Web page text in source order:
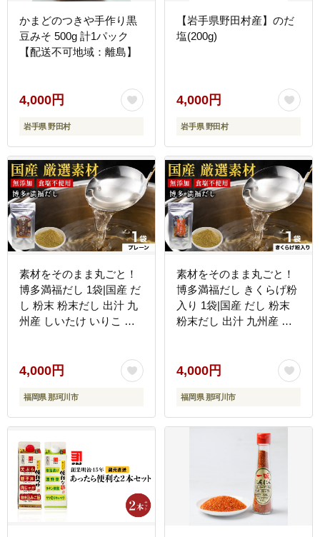
かまどのつきや手作り黒
豆みそ 500g 計1パック
【配送不可地域：離島】
4,000円
岩手県 野田村
【岩手県野田村産】のだ
塩(200g)
4,000円
岩手県 野田村
素材をそのまま丸ごと！
博多満福だし 1袋|国産 だ
し 粉末 粉末だし 出汁 九
州産 しいたけ いりこ か
噌汁 みそ汁 送料無料 福
4,000円
福岡県 那珂川市
素材をそのまま丸ごと！
博多満福だし きくらげ粉
入り 1袋|国産 だし 粉末
粉末だし 出汁 九州産 し
風だし 時短 味噌汁 みそ
汁 送料無料 福岡県 那珂
川市
4,000円
福岡県 那珂川市